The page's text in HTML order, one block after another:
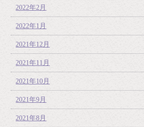
2022年2月
2022年1月
2021年12月
2021年11月
2021年10月
2021年9月
2021年8月